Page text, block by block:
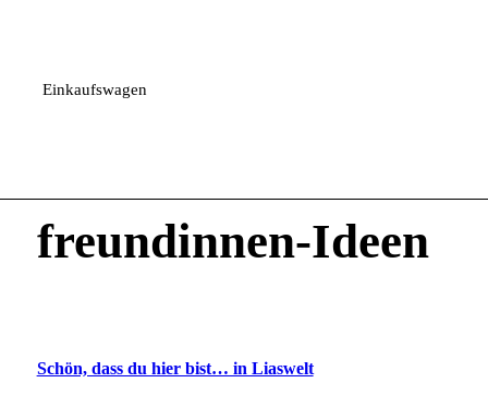
Einkaufswagen
freundinnen-Ideen
Schön, dass du hier bist… in Liaswelt